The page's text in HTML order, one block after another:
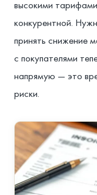
высокими
конкурентной.
принять снижение
с покупателями
напрямую — это
риски.